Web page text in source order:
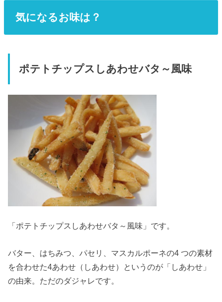
気になるお味は？
ポテトチップスしあわせバタ～風味
「ポテトチップスしあわせバタ～風味」です。
バター、はちみつ、パセリ、マスカルポーネの4 つの素材
を合わせた4あわせ（しあわせ）というのが「しあわせ」
の由来。ただのダジャレです。